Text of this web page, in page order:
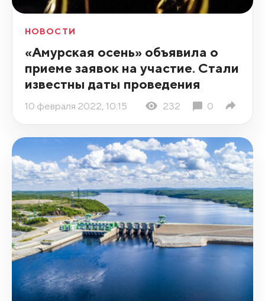
НОВОСТИ
«Амурская осень» объявила о
приеме заявок на участие. Стали
известны даты проведения
10 февраля 2022, 10:15 232 0